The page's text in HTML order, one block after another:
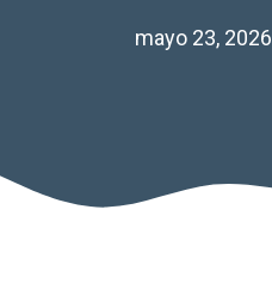
mayo 23, 2026